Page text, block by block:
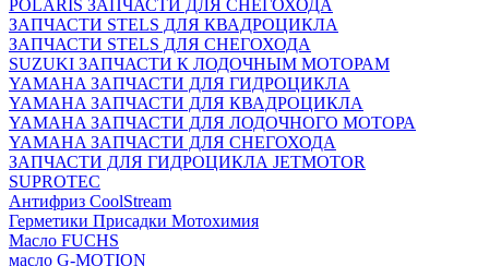
POLARIS ЗАПЧАСТИ ДЛЯ СНЕГОХОДА
ЗАПЧАСТИ STELS ДЛЯ КВАДРОЦИКЛА
ЗАПЧАСТИ STELS ДЛЯ СНЕГОХОДА
SUZUKI ЗАПЧАСТИ К ЛОДОЧНЫМ МОТОРАМ
YAMAHA ЗАПЧАСТИ ДЛЯ ГИДРОЦИКЛА
YAMAHA ЗАПЧАСТИ ДЛЯ КВАДРОЦИКЛА
YAMAHA ЗАПЧАСТИ ДЛЯ ЛОДОЧНОГО МОТОРА
YAMAHA ЗАПЧАСТИ ДЛЯ СНЕГОХОДА
ЗАПЧАСТИ ДЛЯ ГИДРОЦИКЛА JETMOTOR
SUPROTEC
Антифриз CoolStream
Герметики Присадки Мотохимия
Масло FUCHS
масло G-MOTION